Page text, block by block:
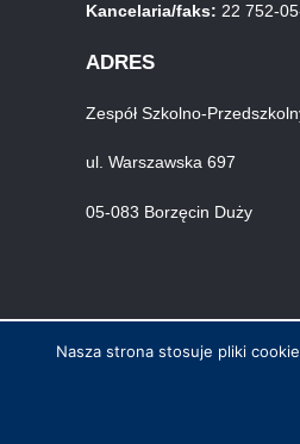
Kancelaria/faks: 22 752-
ADRES
Zespół Szkolno-
ul. Warszawska 697
05-083 Borzęcin Duży
© Wszystkie prawa
Nasza strona stosuje pliki